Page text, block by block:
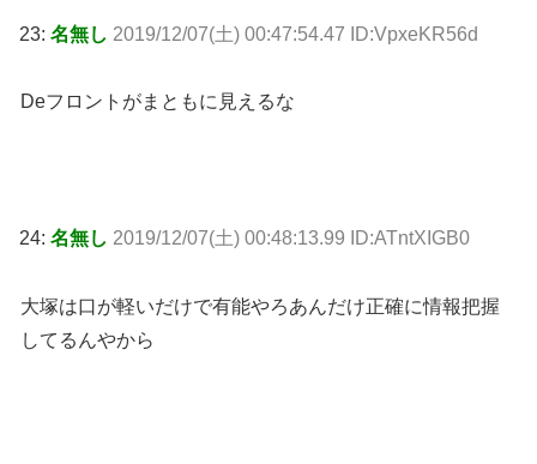
23: 名無し 2019/12/07(土) 00:47:54.47 ID:VpxeKR56d
Deフロントがまともに見えるな
24: 名無し 2019/12/07(土) 00:48:13.99 ID:ATntXIGB0
大塚は口が軽いだけで有能やろあんだけ正確に情報把握
してるんやから